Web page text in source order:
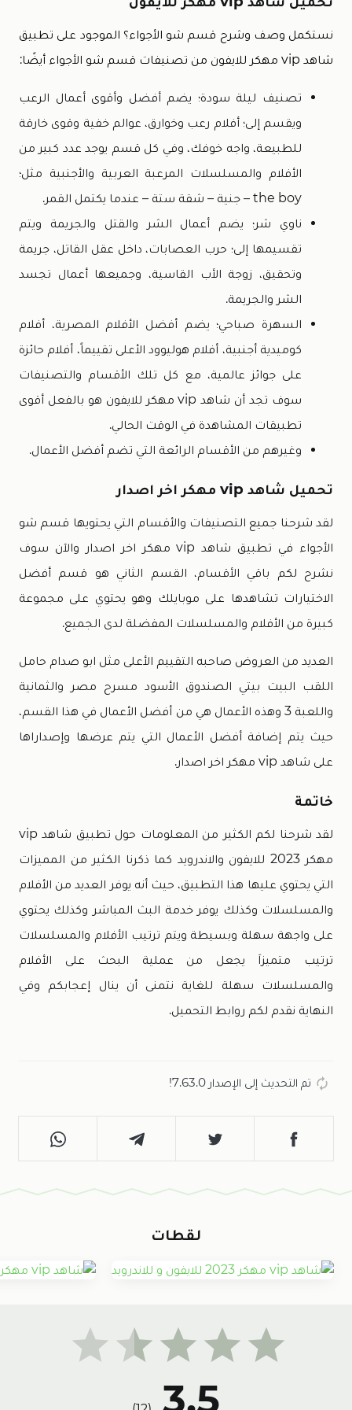
نستكمل وصف وشرح قسم شو الأجواء؟ الموجود على تطبيق
شاهد vip مهكر للايفون من تصنيفات قسم شو الأجواء أيضًا:
تصنيف ليلة سودة؛ يضم أفضل وأقوى أعمال الرعب
ويقسم إلى؛ أفلام رعب وخوارق، عوالم خفية وقوى خارقة
للطبيعة، واجه خوفك، وفي كل قسم يوجد عدد كبير من
الأفلام والمسلسلات المرعبة العربية والأجنبية مثل؛
the boy – جنية – شقة ستة – عندما يكتمل القمر.
ناوي شر؛ يضم أعمال الشر والقتل والجريمة ويتم
تقسيمها إلى؛ حرب العصابات، داخل عقل القاتل، جريمة
وتحقيق، زوجة الأب القاسية، وجميعها أعمال تجسد
الشر والجريمة.
السهرة صباحي؛ يضم أفضل الأفلام المصرية، أفلام
كوميدية أجنبية، أفلام هوليوود الأعلى تقييماً، أفلام حائزة
على جوائز عالمية، مع كل تلك الأقسام والتصنيفات
سوف تجد أن شاهد vip مهكر للايفون هو بالفعل أقوى
تطبيقات المشاهدة في الوقت الحالي.
وغيرهم من الأقسام الرائعة التي تضم أفضل الأعمال.
تحميل شاهد vip مهكر اخر اصدار
لقد شرحنا جميع التصنيفات والأقسام التي يحتويها قسم شو
الأجواء في تطبيق شاهد vip مهكر اخر اصدار والآن سوف
نشرح لكم باقي الأقسام، القسم الثاني هو قسم أفضل
الاختيارات تشاهدها على موبايلك وهو يحتوي على مجموعة
كبيرة من الأفلام والمسلسلات المفضلة لدى الجميع.
العديد من العروض صاحبه التقييم الأعلى مثل ابو صدام حامل
اللقب البيت بيتي الصندوق الأسود مسرح مصر والثمانية
واللعبة 3 وهذه الأعمال هي من أفضل الأعمال في هذا القسم،
حيث يتم إضافة أفضل الأعمال التي يتم عرضها وإصداراها
على شاهد vip مهكر اخر اصدار.
خاتمة
لقد شرحنا لكم الكثير من المعلومات حول تطبيق شاهد vip
مهكر 2023 للايفون والاندرويد كما ذكرنا الكثير من المميزات
التي يحتوي عليها هذا التطبيق، حيث أنه يوفر العديد من الأفلام
والمسلسلات وكذلك يوفر خدمة البث المباشر وكذلك يحتوي
على واجهة سهلة وبسيطة ويتم ترتيب الأفلام والمسلسلات
ترتيب متميزاَ يجعل من عملية البحث على الأفلام
والمسلسلات سهلة للغاية نتمنى أن ينال إعجابكم وفي
النهاية نقدم لكم روابط التحميل.
تم التحديث إلى الإصدار 7.63.0!
3.5
لقطات